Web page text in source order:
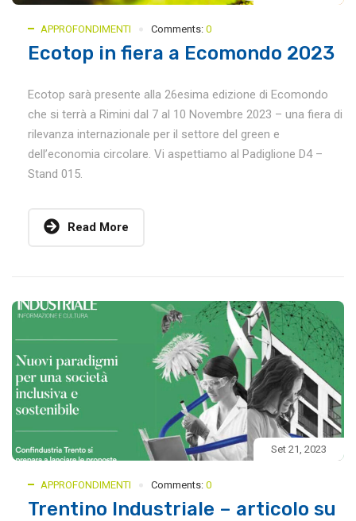
APPROFONDIMENTI Comments: 0
Ecotop in fiera a Ecomondo 2023
Ecotop sarà presente alla 26esima edizione di Ecomondo
che si terrà a Rimini dal 7 al 10 Novembre 2023 – una fiera di
rilevanza internazionale per il settore del green e
dell’economia circolare. Vi aspettiamo al Padiglione D4 –
Stand 015.
Read More
Set 21, 2023
APPROFONDIMENTI Comments: 0
Trentino Industriale – articolo su